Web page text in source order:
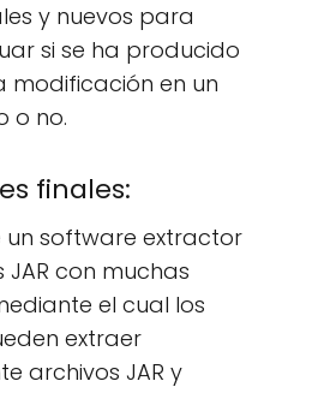
y nuevos para
si se ha producido
modificación en un
o no.
finales:
un software extractor
con muchas
el cual los
extraer
archivos JAR y